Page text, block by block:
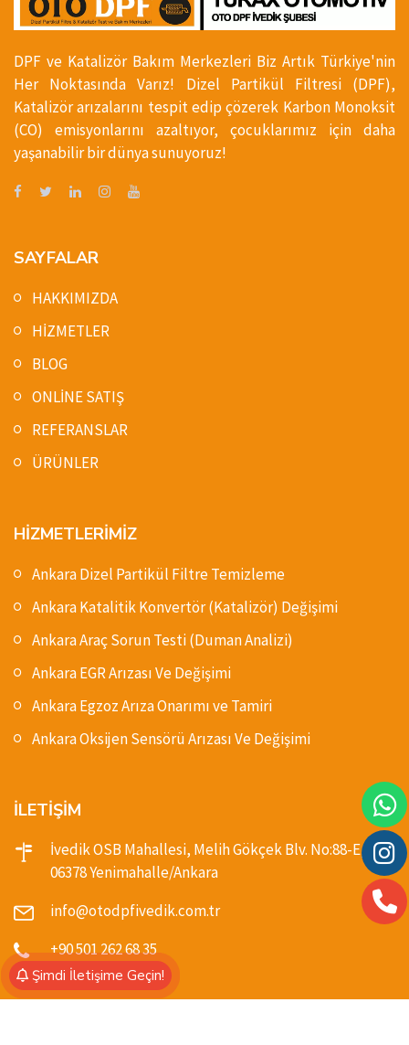
Şimdi İletişime Geçin!
DPF ve Katalizör Bakım Merkezleri Biz Artık Türkiye'nin
Her Noktasında Varız! Dizel Partikül Filtresi (DPF),
Katalizör arızalarını tespit edip çözerek Karbon Monoksit
(CO) emisyonlarını azaltıyor, çocuklarımız için daha
yaşanabilir bir dünya sunuyoruz!
SAYFALAR
HAKKIMIZDA
HİZMETLER
BLOG
ONLİNE SATIŞ
REFERANSLAR
ÜRÜNLER
HİZMETLERİMİZ
Ankara Dizel Partikül Filtre Temizleme
Ankara Katalitik Konvertör (Katalizör) Değişimi
Ankara Araç Sorun Testi (Duman Analizi)
Ankara EGR Arızası Ve Değişimi
Ankara Egzoz Arıza Onarımı ve Tamiri
Ankara Oksijen Sensörü Arızası Ve Değişimi
İLETİŞİM
İvedik OSB Mahallesi, Melih Gökçek Blv. No:88-E,
06378 Yenimahalle/Ankara
info@otodpfivedik.com.tr
+90 501 262 68 35